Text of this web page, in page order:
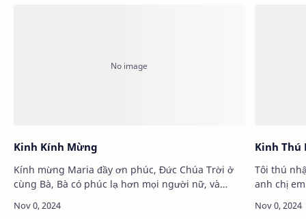
Kinh Kính Mừng
Kính mừng Maria đầy ơn phúc, Đức Chúa Trời ở
cùng Bà, Bà có phúc lạ hơn mọi người nữ, và
Mẹ Chúa Trời cầu cho chúng con là kẻ có tội…
Kinh Thú
Tôi thú
anh chị
ngực và